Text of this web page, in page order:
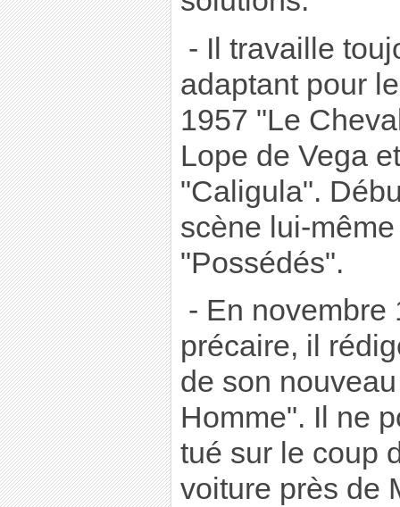
- Il travaille
adaptant pour
1957 "Le
Lope de Vega
"Caligula".
scène lui-
"Possédés".
- En novembre
précaire, il
de son
Homme". Il ne
tué sur le coup
voiture près de